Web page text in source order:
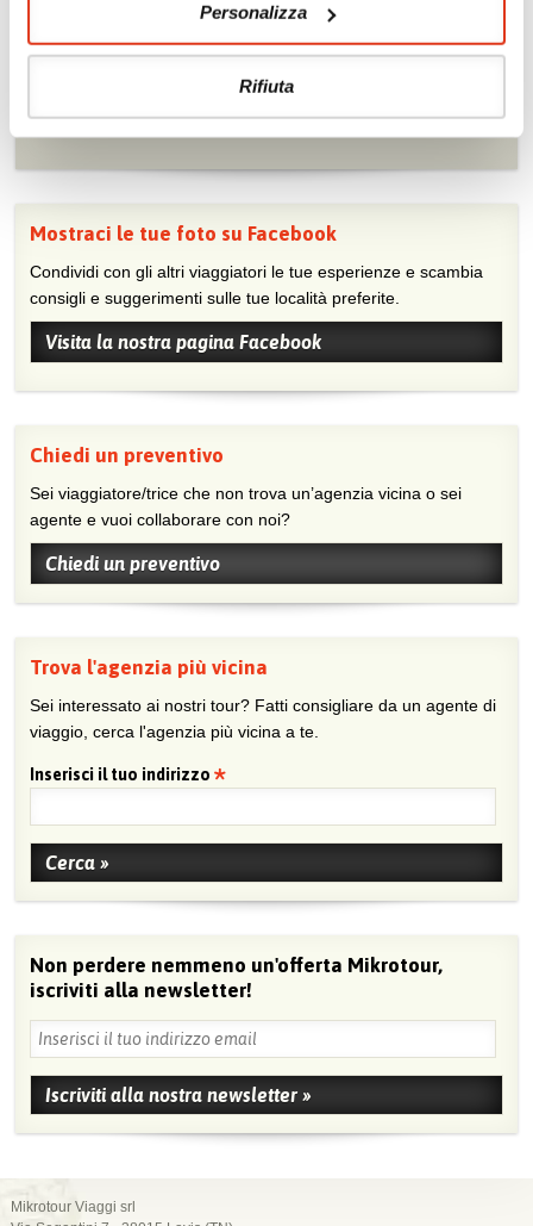
Personalizza
Rifiuta
con possibilità di stop aSingapore, a Hong Kong
Mostraci le tue foto su Facebook
Condividi con gli altri viaggiatori le tue esperienze e scambia
consigli e suggerimenti sulle tue località preferite.
Visita la nostra pagina Facebook
Chiedi un preventivo
Sei viaggiatore/trice che non trova un’agenzia vicina o sei
agente e vuoi collaborare con noi?
Chiedi un preventivo
Trova l'agenzia più vicina
Sei interessato ai nostri tour? Fatti consigliare da un agente di
viaggio, cerca l'agenzia più vicina a te.
Inserisci il tuo indirizzo
Non perdere nemmeno un'offerta Mikrotour,
iscriviti alla newsletter!
Mikrotour Viaggi srl